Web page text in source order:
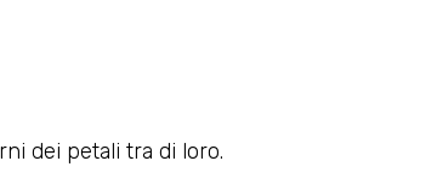
dei petali tra di loro.